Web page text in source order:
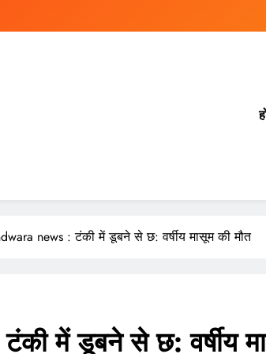
news : टंकी में डूबने से छ: वर्षीय मासूम की मौत
में डूबने से छ: वर्षीय